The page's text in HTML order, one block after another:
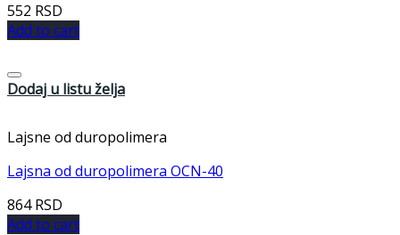
552 RSD
Add to cart
Dodaj u listu želja
Lajsne od duropolimera
Lajsna od duropolimera OCN-40
864RSD
Add to cart